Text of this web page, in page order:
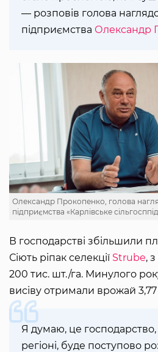
— розповів голова
підприємства Олександр
Олександр Прокопенко, голова
підприємства «Карлівське
В господарстві збільшили
Сіють ріпак селекції Strube,
200 тис. шт./га. Минулого
висіву отримали врожай 3,77
Я думаю, це господарство,
регіоні, буде поступово